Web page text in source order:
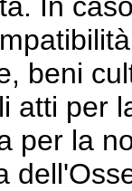
beni
atti per
per la